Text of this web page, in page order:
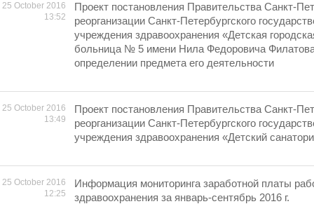
25 October 2016
13:52
Проект постановления Правительства Санкт-
реорганизации Санкт-Петербургского
учреждения здравоохранения «Детская
больница № 5 имени Нила Федоровича
определении предмета его деятельности
25 October 2016
13:49
Проект постановления Правительства Санкт-
реорганизации Санкт-Петербургского
учреждения здравоохранения «Детский
25 October 2016
12:25
Информация мониторинга заработной платы
здравоохранения за январь-сентябрь 2016 г.